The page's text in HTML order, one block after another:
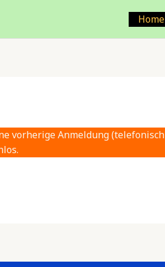
Home
vorherige Anmeldung (telefonisch